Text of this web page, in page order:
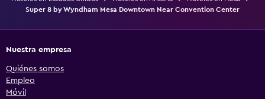
Super 8 by Wyndham Mesa Downtown Near Convention Center
Nuestra empresa
Quiénes somos
Empleo
Móvil